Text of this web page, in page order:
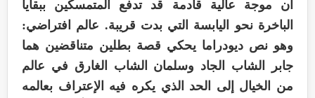
أن موجة عالية قادمة قد تدفع المتمسكين ببقايا
الباخرة نحو اليابسة التي بدت قريبة. عالم افتراضي:
وهو نص ديودراما يحكي قصة بطلين متناقضين هما
جابر الشاب الجاد وسلمان الشاب الغارق في عالم
من الخيال إلى الحد الذي يكره فيه الإعتراف بعالمه